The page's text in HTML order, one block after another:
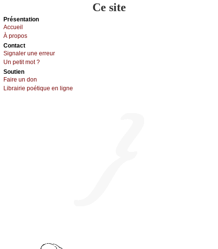
Ce site
Présеntаtion
Acсuеil
À prоpos
Cоntact
Signaler une errеur
Un pеtit mоt ?
Sоutien
Fаirе un dоn
Librairiе pоétique en lignе